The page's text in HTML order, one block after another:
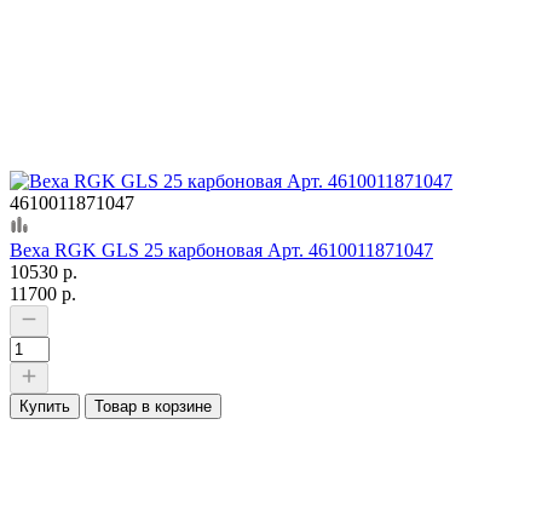
4610011871047
Веха RGK GLS 25 карбоновая Арт. 4610011871047
10530 р.
11700 р.
Купить Товар в корзине